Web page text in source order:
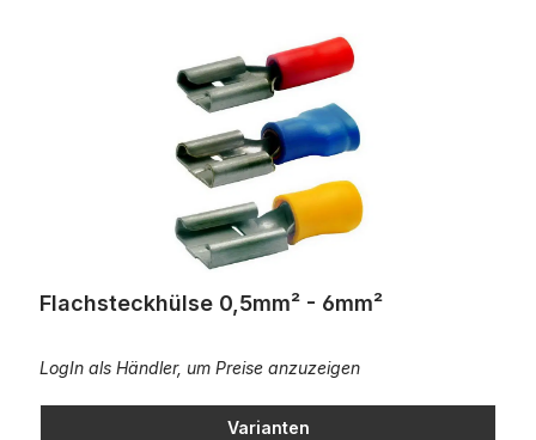
Flachsteckhülse 0,5mm² - 6mm²
LogIn als Händler, um Preise anzuzeigen
Varianten